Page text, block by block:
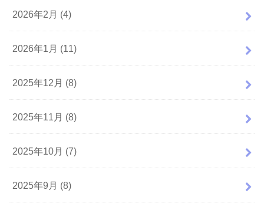
2026年2月 (4)
2026年1月 (11)
2025年12月 (8)
2025年11月 (8)
2025年10月 (7)
2025年9月 (8)